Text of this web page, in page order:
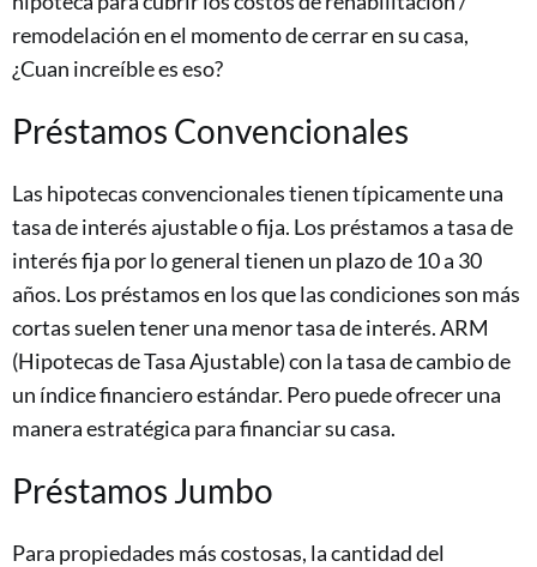
remodelación en el momento de cerrar en su casa,
¿Cuan increíble es eso?
Préstamos Convencionales
Las hipotecas convencionales tienen típicamente una
tasa de interés ajustable o fija. Los préstamos a tasa de
interés fija por lo general tienen un plazo de 10 a 30
años. Los préstamos en los que las condiciones son más
cortas suelen tener una menor tasa de interés. ARM
(Hipotecas de Tasa Ajustable) con la tasa de cambio de
un índice financiero estándar. Pero puede ofrecer una
manera estratégica para financiar su casa.
Préstamos Jumbo
Para propiedades más costosas, la cantidad del